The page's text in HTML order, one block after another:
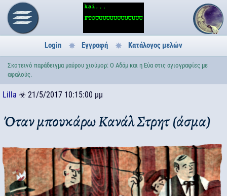
Login Εγγραφή Κατάλογος μελών
Σκοτεινό παράδειγμα μαύρου χιούμορ: Ο Αδάμ και η Εύα στις αγιογραφίες με
αφαλούς.
Lilla ☣ 21/5/2017 10:15:00 μμ
Όταν μπουκάρω Κανάλ Στρητ (άσμα)